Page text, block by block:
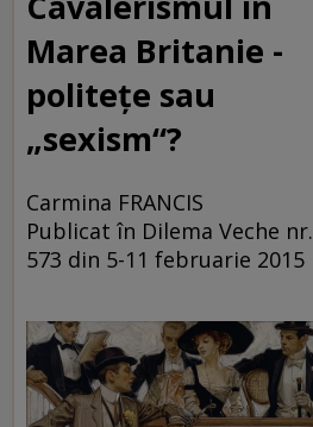
Marea Britanie -
politeţe sau
„sexism“?
Carmina FRANCIS
Publicat în Dilema Veche nr.
573 din 5-11 februarie 2015